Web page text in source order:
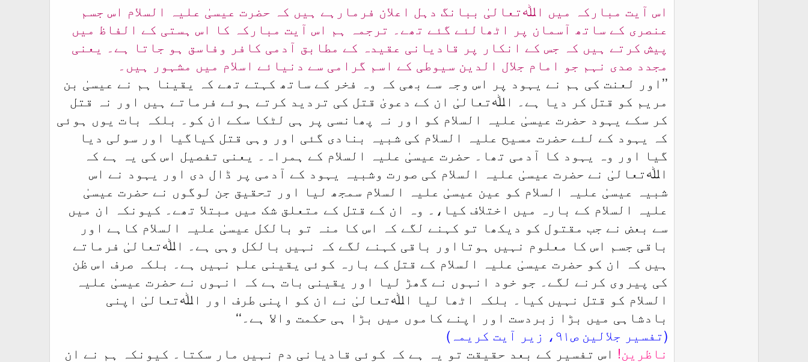
اس آیت مبارکہ میں اﷲتعالیٰ ببانگ دہل اعلان فرمارہے ہیں کہ حضرت عیسیٰ علیہ السلام اس جسم
عنصری کے ساتھ آسمان پر اٹھالئے گئے تھے۔ ترجمہ ہم اس آیت مبارکہ کا اس ہستی کے الفاظ میں
پیش کرتے ہیں کہ جس کے انکار پر قادیانی عقیدہ کے مطابق آدمی کافر وفاسق ہو جاتا ہے۔ یعنی
مجدد صدی نہم جو امام جلال الدین سیوطی کے اسم گرامی سے دنیائے اسلام میں مشہور ہیں۔
’’اور لعنت کی ہم نے یہود پر اس وجہ سے بھی کہ وہ فخر کے ساتھ کہتے تھے کہ یقینا ہم نے عیسیٰ بن
مریم کو قتل کر دیا ہے۔ اﷲتعالیٰ ان کے دعویٰ قتل کی تردید کرتے ہوئے فرماتے ہیں اور نہ قتل
کر سکے یہود حضرت عیسیٰ علیہ السلام کو اور نہ پھانسی پر ہی لٹکا سکے ان کو۔ بلکہ بات یوں ہوئی
کہ یہود کے لئے حضرت مسیح علیہ السلام کی شبیہ بنادی گئی اور وہی قتل کیاگیا اور سولی دیا
گیا اور وہ یہود کا آدمی تھا۔ حضرت عیسیٰ علیہ السلام کے ہمراہ۔ یعنی تفصیل اس کی یہ ہے کہ
اﷲتعالیٰ نے حضرت عیسیٰ علیہ السلام کی صورت وشبیہ یہود کے آدمی پر ڈال دی اور یہود نے اس
شبیہ عیسیٰ علیہ السلام کو عین عیسیٰ علیہ السلام سمجھ لیا اور تحقیق جن لوگوں نے حضرت عیسیٰ
علیہ السلام کے بارہ میں اختلاف کیا،۔ وہ ان کے قتل کے متعلق شک میں مبتلا تھے۔ کیونکہ ان میں
سے بعض نے جب مقتول کو دیکھا تو کہنے لگے کہ اس کا منہ تو بالکل عیسیٰ علیہ السلام کاہے اور
باقی جسم اس کا معلوم نہیں ہوتااور باقی کہنے لگے کہ نہیں بالکل وہی ہے۔ اﷲتعالیٰ فرماتے
ہیں کہ ان کو حضرت عیسیٰ علیہ السلام کے قتل کے بارہ کوئی یقینی علم نہیں ہے۔ بلکہ صرف اس ظن
کی پیروی کرنے لگے۔ جو خود انہوں نے گھڑ لیا اور یقینی بات ہے کہ انہوں نے حضرت عیسیٰ علیہ
السلام کو قتل نہیں کیا۔ بلکہ اٹھا لیا اﷲتعالیٰ نے ان کو اپنی طرف اور اﷲتعالیٰ اپنی
بادشاہی میں بڑا زبردست اور اپنے کاموں میں بڑا ہی حکمت والا ہے۔‘‘
(تفسیر جلالین ص۹۱، زیر آیت کریمہ)
ناظرین! اس تفسیر کے بعد حقیقت تو یہ ہے کہ کوئی قادیانی دم نہیں مار سکتا۔ کیونکہ ہم نے ان